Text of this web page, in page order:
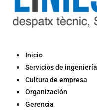
Inicio
Servicios de ingeniería
Cultura de empresa
Organización
Gerencia